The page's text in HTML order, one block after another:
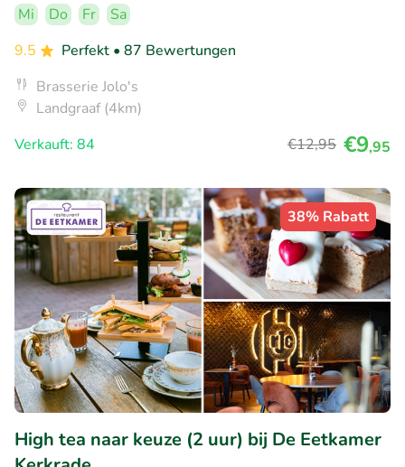
Mi Do Fr
Sa
9.5
Perfekt • 87 Bewertungen
Brasserie Jolo's
Landgraaf (4km)
Verkauft: 84
€12,95 €9,95
38% Rabatt
High tea naar keuze (2 uur) bij De Eetkamer